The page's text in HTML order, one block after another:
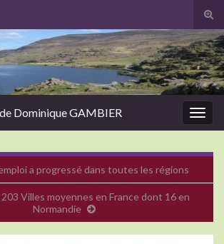
for:
Dominique GAMBIER
a progressé dans toutes les régions
Villes moyennes en France dont 16 en
Normandie